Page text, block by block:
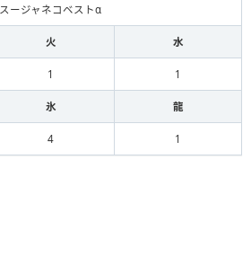
スージャネコベストα
火 水
1 1
氷 龍
4 1